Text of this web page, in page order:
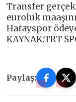
Transfer
euroluk
Hatayspor
KAYNAK:TRT
Paylaş: